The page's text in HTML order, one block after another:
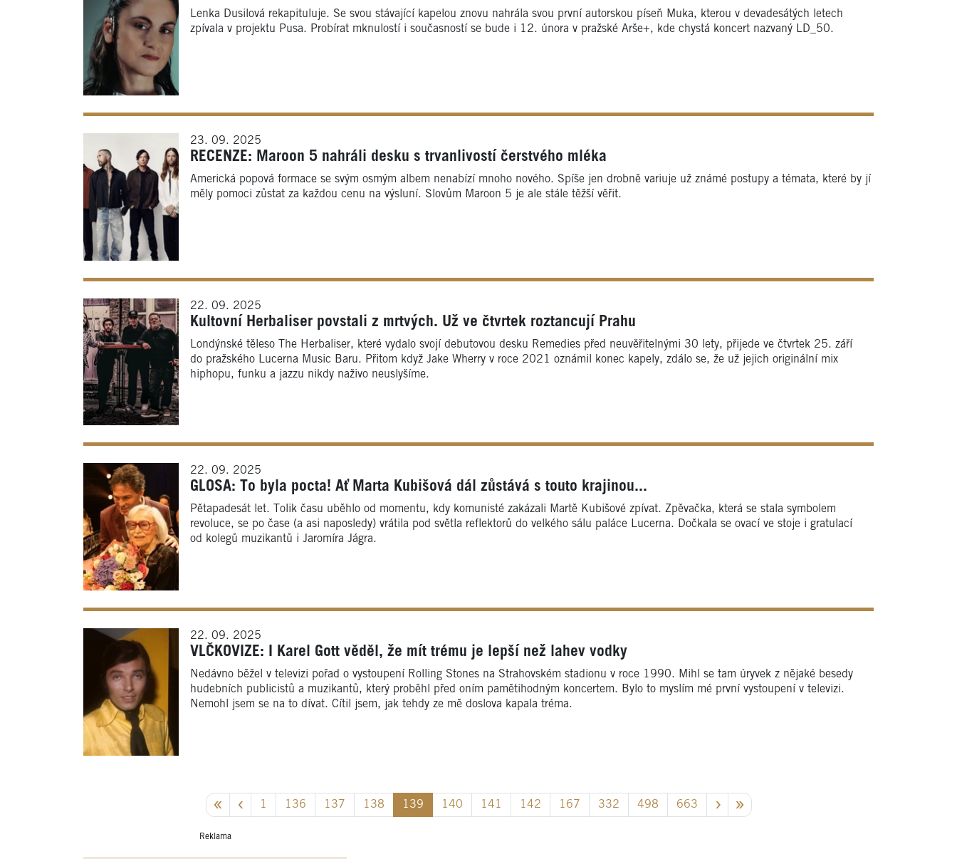
Lenka Dusilová rekapituluje. Se svou stávající kapelou znovu nahrála svou první autorskou píseň Muka, kterou v devadesátých letech
zpívala v projektu Pusa. Probírat mknulostí i současností se bude i 12. února v pražské Arše+, kde chystá koncert nazvaný LD_50.
23. 09. 2025
RECENZE: Maroon 5 nahráli desku s trvanlivostí čerstvého mléka
Americká popová formace se svým osmým albem nenabízí mnoho nového. Spíše jen drobně variuje už známé postupy a témata, které by jí
měly pomoci zůstat za každou cenu na výsluní. Slovům Maroon 5 je ale stále těžší věřit.
22. 09. 2025
Kultovní Herbaliser povstali z mrtvých. Už ve čtvrtek roztancují Prahu
Londýnské těleso The Herbaliser, které vydalo svojí debutovou desku Remedies před neuvěřitelnými 30 lety, přijede ve čtvrtek 25. září
do pražského Lucerna Music Baru. Přitom když Jake Wherry v roce 2021 oznámil konec kapely, zdálo se, že už jejich originální mix
hiphopu, funku a jazzu nikdy naživo neuslyšíme.
22. 09. 2025
GLOSA: To byla pocta! Ať Marta Kubišová dál zůstává s touto krajinou...
Pětapadesát let. Tolik času uběhlo od momentu, kdy komunisté zakázali Martě Kubišové zpívat. Zpěvačka, která se stala symbolem
revoluce, se po čase (a asi naposledy) vrátila pod světla reflektorů do velkého sálu paláce Lucerna. Dočkala se ovací ve stoje i gratulací
od kolegů muzikantů i Jaromíra Jágra.
22. 09. 2025
VLČKOVIZE: I Karel Gott věděl, že mít trému je lepší než lahev vodky
Nedávno běžel v televizi pořad o vystoupení Rolling Stones na Strahovském stadionu v roce 1990. Mihl se tam úryvek z nějaké besedy
hudebních publicistů a muzikantů, který proběhl před oním pamětihodným koncertem. Bylo to myslím mé první vystoupení v televizi.
Nemohl jsem se na to dívat. Cítil jsem, jak tehdy ze mě doslova kapala tréma.
1 136 137 138 139 140 141 142 167 332 498 663
Reklama